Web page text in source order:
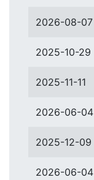
2026-08-07
2025-10-29
2025-11-11
2026-06-04
2025-12-09
2026-06-04